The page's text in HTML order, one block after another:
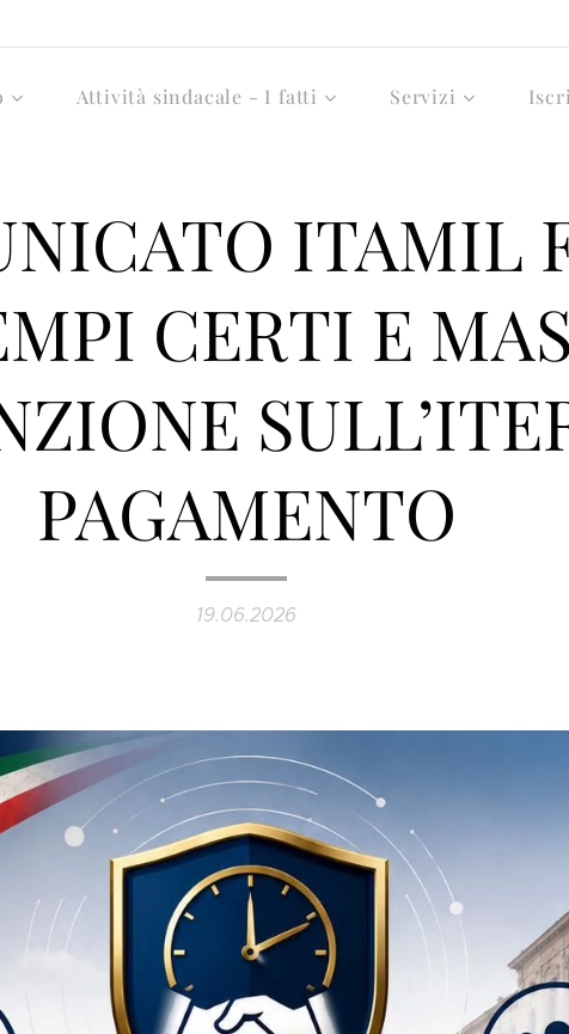
Attività sindacale - I fatti Servizi
ITAMIL
CERTI E
PAGAMENTO
19.06.2026